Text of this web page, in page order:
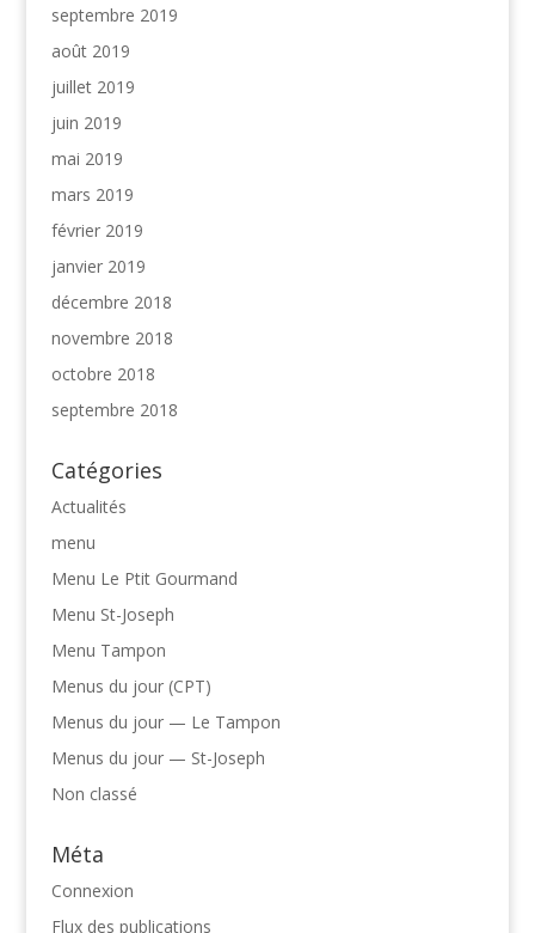
septembre 2019
août 2019
juillet 2019
juin 2019
mai 2019
mars 2019
février 2019
janvier 2019
décembre 2018
novembre 2018
octobre 2018
septembre 2018
Catégories
Actualités
menu
Menu Le Ptit Gourmand
Menu St-Joseph
Menu Tampon
Menus du jour (CPT)
Menus du jour — Le Tampon
Menus du jour — St-Joseph
Non classé
Méta
Connexion
Flux des publications